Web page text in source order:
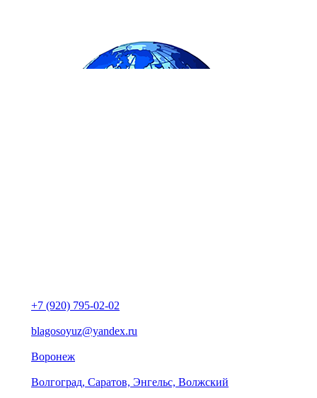
+7 (920) 795-02-02
blagosoyuz@yandex.ru
Воронеж
Волгоград, Саратов, Энгельс, Волжский